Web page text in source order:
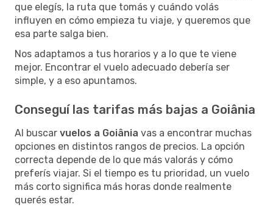
que elegís, la ruta que tomás y cuándo volás
influyen en cómo empieza tu viaje, y queremos que
esa parte salga bien.
Nos adaptamos a tus horarios y a lo que te viene
mejor. Encontrar el vuelo adecuado debería ser
simple, y a eso apuntamos.
Conseguí las tarifas más bajas a Goiânia
Al buscar vuelos a Goiânia vas a encontrar muchas
opciones en distintos rangos de precios. La opción
correcta depende de lo que más valorás y cómo
preferís viajar. Si el tiempo es tu prioridad, un vuelo
más corto significa más horas donde realmente
querés estar.